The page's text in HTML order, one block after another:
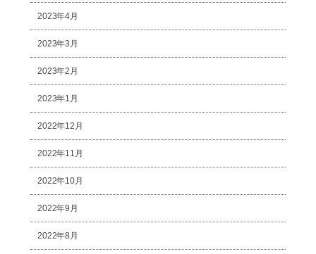
2023年4月
2023年3月
2023年2月
2023年1月
2022年12月
2022年11月
2022年10月
2022年9月
2022年8月